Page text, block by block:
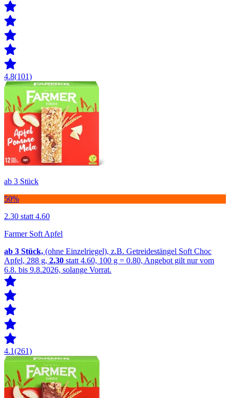
4.8(101)
ab 3 Stück
50%
2.30 statt 4.60
Farmer Soft Apfel
ab 3 Stück, (ohne Einzelriegel), z.B. Getreidestängel Soft Choc
Apfel, 288 g, 2.30 statt 4.60, 100 g = 0.80, Angebot gilt nur vom
6.8. bis 9.8.2026, solange Vorrat.
4.1(261)